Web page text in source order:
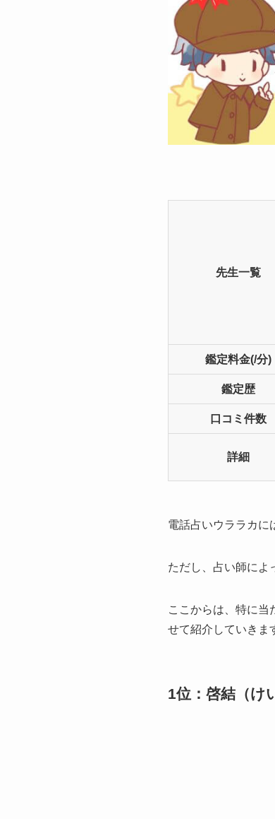
先生一覧
鑑定料金(/分)
鑑定歴
口コミ件数
詳細
電話占いウララカに
ただし、占い師によ
ここからは、特に当
せて紹介していきま
1位：啓結（け